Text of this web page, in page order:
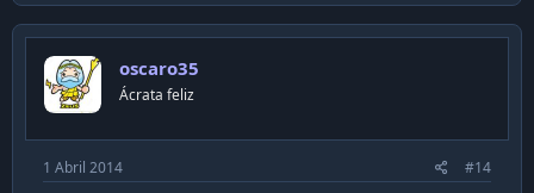
dudas-maquina-electrica.html
oscaro35
Ácrata feliz
1 Abril 2014 #14